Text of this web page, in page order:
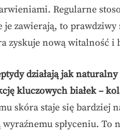
Regularne
je zawierają, to
zyskuje nową witalność i
działają jak
kluczowych białek –
skóra staje się bardziej
spłyceniu. To